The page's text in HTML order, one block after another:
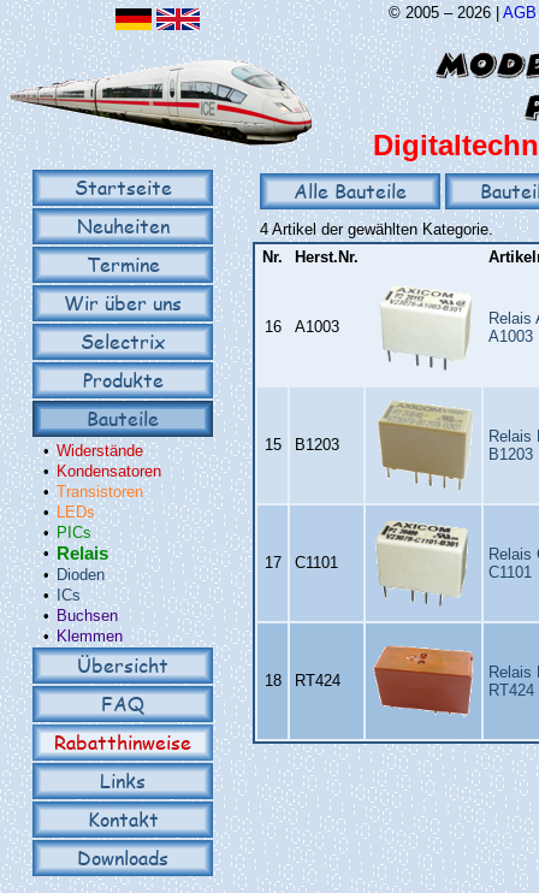
© 2005 – 2026 |AGB
Startseite
Neuheiten
Termine
Wir über uns
Selectrix
Produkte
Bauteile
• Widerstände
• Kondensatoren
•Transistoren
• LEDs
• PICs
• Relais
• Dioden
• ICs
• Buchsen
• Klemmen
Übersicht
FAQ
Rabatthinweise
Links
Kontakt
Downloads
Alle Bauteile
4 Artikel der gewählten Kategorie.
Nr.
Herst.Nr.
16 A1003
Relais
A1003
15 B1203
Relais
B1203
17 C1101
Relais
C1101
18 RT424
Relais
RT424